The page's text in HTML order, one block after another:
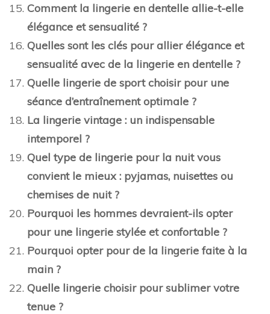
Comment la lingerie en dentelle allie-t-elle
élégance et sensualité ?
Quelles sont les clés pour allier élégance et
sensualité avec de la lingerie en dentelle ?
Quelle lingerie de sport choisir pour une
séance d’entraînement optimale ?
La lingerie vintage : un indispensable
intemporel ?
Quel type de lingerie pour la nuit vous
convient le mieux : pyjamas, nuisettes ou
chemises de nuit ?
Pourquoi les hommes devraient-ils opter
pour une lingerie stylée et confortable ?
Pourquoi opter pour de la lingerie faite à la
main ?
Quelle lingerie choisir pour sublimer votre
tenue ?